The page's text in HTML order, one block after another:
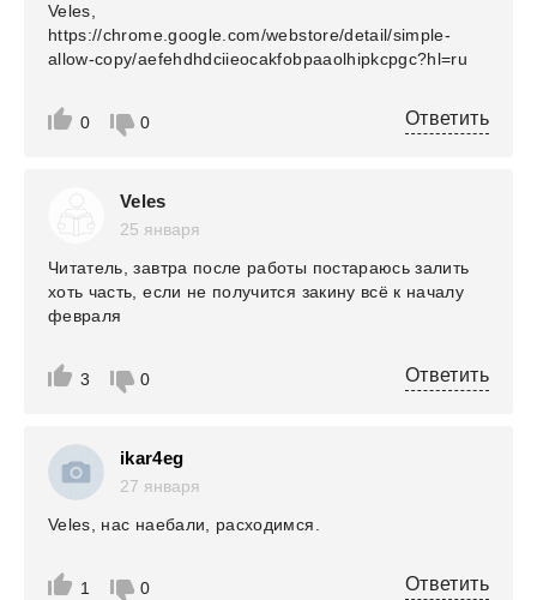
0 0
Veles,
https://chrome.google.com/webstore/detail/simple-
allow-copy/aefehdhdciieocakfobpaaolhipkcpgc?hl=ru
Ответить
Veles
25 января
3 0
Читатель, завтра после работы постараюсь залить
хоть часть, если не получится закину всё к началу
февраля
Ответить
ikar4eg
27 января
1 0
Veles, нас наебали, расходимся.
Ответить